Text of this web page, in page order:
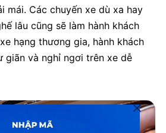
mái. Các chuyến xe dù xa hay
lâu cũng sẽ làm hành khách
hạng thương gia, hành khách
giãn và nghỉ ngơi trên xe dễ